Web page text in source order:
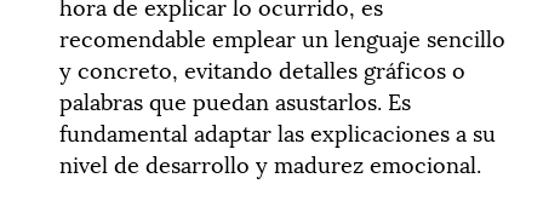
recomendable emplear un lenguaje sencillo
y concreto, evitando detalles gráficos o
palabras que puedan asustarlos. Es
fundamental adaptar las explicaciones a su
nivel de desarrollo y madurez emocional.